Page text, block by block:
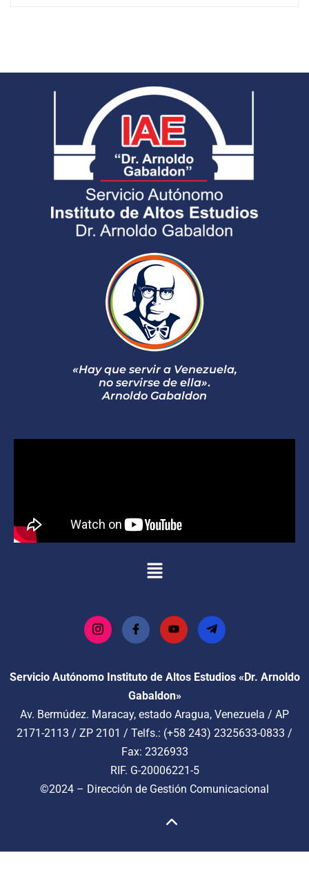
«Hay que servir a Venezuela,
no servirse de ella».
Arnoldo Gabaldon
Servicio Autónomo Instituto de Altos Estudios «Dr. Arnoldo
Gabaldon»
Av. Bermúdez. Maracay, estado Aragua, Venezuela / AP
2171-2113 / ZP 2101 / Telfs.: (+58 243) 2325633-0833 /
Fax: 2326933
RIF. G-20006221-5
©2024 – Dirección de Gestión Comunicacional